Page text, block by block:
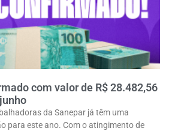
com valor de R$ 28.482,56
da Sanepar já têm uma
para este ano. Com o atingimento de